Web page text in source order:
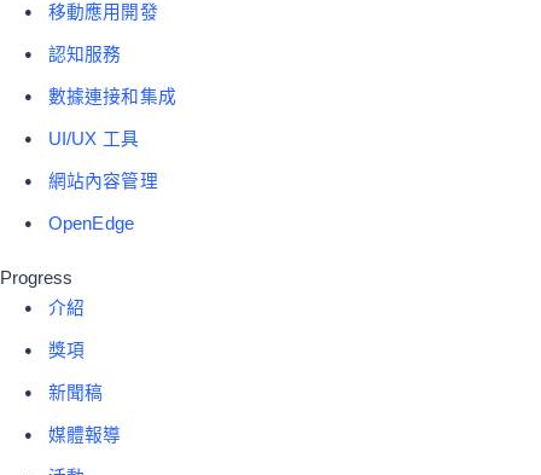
移動應用開發
認知服務
數據連接和集成
UI/UX 工具
網站內容管理
OpenEdge
Progress
介紹
獎項
新聞稿
媒體報導